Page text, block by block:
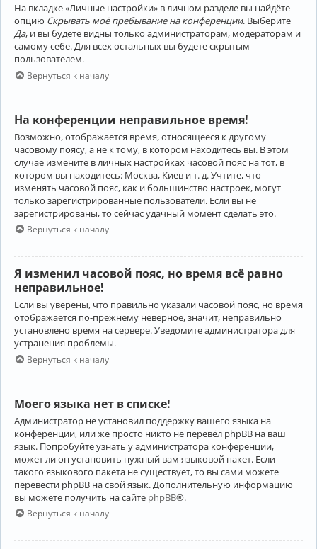
На вкладке «Личные настройки» в личном разделе вы найдёте
опцию Скрывать моё пребывание на конференции. Выберите
Да, и вы будете видны только администраторам, модераторам и
самому себе. Для всех остальных вы будете скрытым
пользователем.
Вернуться к началу
На конференции неправильное время!
Возможно, отображается время, относящееся к другому
часовому поясу, а не к тому, в котором находитесь вы. В этом
случае измените в личных настройках часовой пояс на тот, в
котором вы находитесь: Москва, Киев и т. д. Учтите, что
изменять часовой пояс, как и большинство настроек, могут
только зарегистрированные пользователи. Если вы не
зарегистрированы, то сейчас удачный момент сделать это.
Вернуться к началу
Я изменил часовой пояс, но время всё равно
неправильное!
Если вы уверены, что правильно указали часовой пояс, но время
отображается по-прежнему неверное, значит, неправильно
установлено время на сервере. Уведомите администратора для
устранения проблемы.
Вернуться к началу
Моего языка нет в списке!
Администратор не установил поддержку вашего языка на
конференции, или же просто никто не перевёл phpBB на ваш
язык. Попробуйте узнать у администратора конференции,
может ли он установить нужный вам языковой пакет. Если
такого языкового пакета не существует, то вы сами можете
перевести phpBB на свой язык. Дополнительную информацию
вы можете получить на сайте phpBB®.
Вернуться к началу